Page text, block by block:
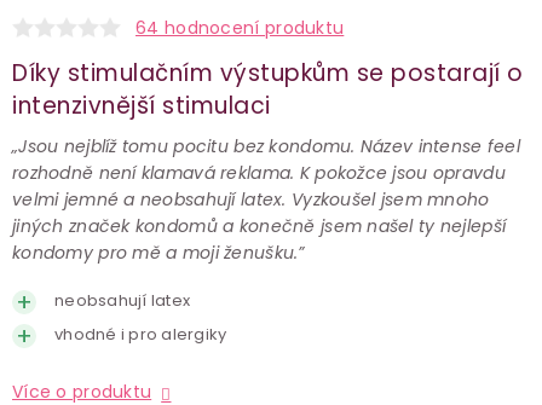
64 hodnocení produktu
Díky stimulačním výstupkům se postarají o
intenzivnější stimulaci
„Jsou nejblíž tomu pocitu bez kondomu. Název intense feel
rozhodně není klamavá reklama. K pokožce jsou opravdu
velmi jemné a neobsahují latex. Vyzkoušel jsem mnoho
jiných značek kondomů a konečně jsem našel ty nejlepší
kondomy pro mě a moji ženušku.”
neobsahují latex
vhodné i pro alergiky
Více o produktu